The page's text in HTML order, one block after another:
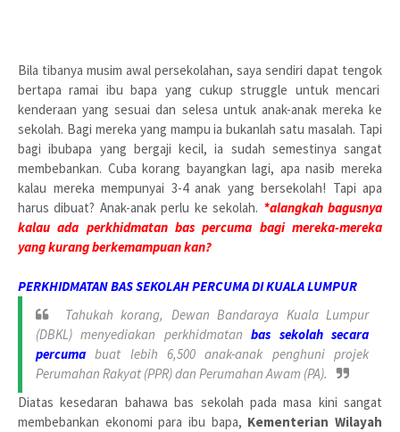
Bila tibanya musim awal persekolahan, saya sendiri dapat tengok
bertapa ramai ibu bapa yang cukup struggle untuk mencari
kenderaan yang sesuai dan selesa untuk anak-anak mereka ke
sekolah. Bagi mereka yang mampu ia bukanlah satu masalah. Tapi
bagi ibubapa yang bergaji kecil, ia sudah semestinya sangat
membebankan. Cuba korang bayangkan lagi, apa nasib mereka
kalau mereka mempunyai 3-4 anak yang bersekolah! Tapi apa
harus dibuat? Anak-anak perlu ke sekolah. *alangkah bagusnya
kalau ada perkhidmatan bas percuma bagi mereka-mereka
yang kurang berkemampuan kan?
PERKHIDMATAN BAS SEKOLAH PERCUMA DI KUALA LUMPUR
Tahukah korang, Dewan Bandaraya Kuala Lumpur
(DBKL) menyediakan perkhidmatanbas sekolah secara
percuma buat lebih 6,500 anak-anak penghuni projek
Perumahan Rakyat (PPR) dan Perumahan Awam (PA).
Diatas kesedaran bahawa bas sekolah pada masa kini sangat
membebankan ekonomi para ibu bapa, Kementerian Wilayah